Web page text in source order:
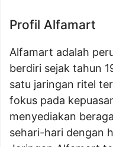
Profil Alfamart
Alfamart adalah
berdiri sejak tahun
satu jaringan ritel
fokus pada
menyediakan
sehari-hari dengan